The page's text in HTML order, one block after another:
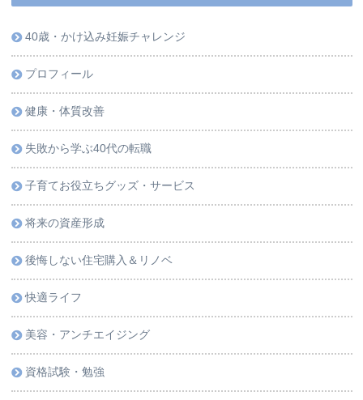
40歳・かけ込み妊娠チャレンジ
プロフィール
健康・体質改善
失敗から学ぶ40代の転職
子育てお役立ちグッズ・サービス
将来の資産形成
後悔しない住宅購入＆リノベ
快適ライフ
美容・アンチエイジング
資格試験・勉強